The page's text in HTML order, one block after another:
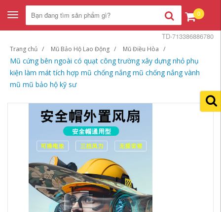
Toggle
navigation
0
Trang chủ Mũ Bảo Hộ Lao Động Mũ Điều Hòa
Mũ cứng bên ngoài có quạt công trường xây dựng nhỏ phụ
kiện làm mát tích hợp mũ chống nắng mũ chống nắng vành
mũ mũ bảo hộ kỹ sư
TD-713386886780